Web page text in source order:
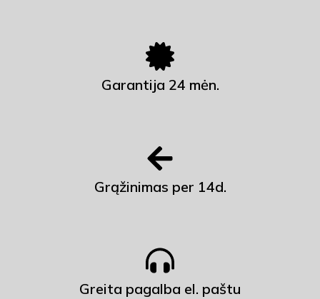
Garantija 24 mėn.
Grąžinimas per 14d.
Greita pagalba el. paštu